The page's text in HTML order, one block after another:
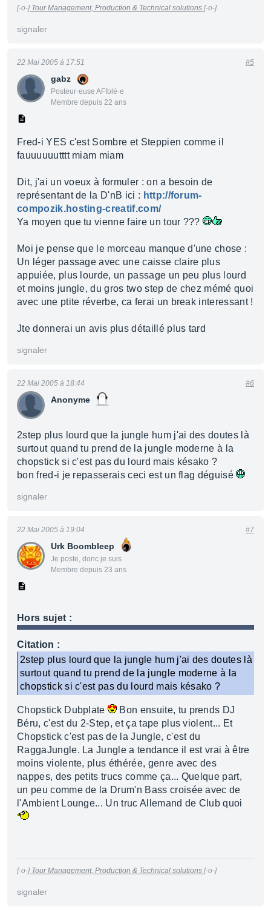
[-o-]Tour Management, Production & Technical solutions [-o-]
signaler
gabz
Posteur·euse AFfolé·e
Membre depuis 22 ans
22 Mai 2005 à 17:51 #5
Fred-i YES c'est Sombre et Steppien comme il
fauuuuuutttt miam miam
Dit, j'ai un voeux à formuler : on a besoin de
représentant de la D'nB ici : http://forum-
compozik.hosting-creatif.com/
Ya moyen que tu vienne faire un tour ???
Moi je pense que le morceau manque d'une chose :
Un léger passage avec une caisse claire plus
appuiée, plus lourde, un passage un peu plus lourd
et moins jungle, du gros two step de chez mémé quoi
avec une ptite réverbe, ca ferai un break interessant !
Jte donnerai un avis plus détaillé plus tard
signaler
Anonyme
22 Mai 2005 à 18:44 #6
2step plus lourd que la jungle hum j'ai des doutes là
surtout quand tu prend de la jungle moderne à la
chopstick si c'est pas du lourd mais késako ?
bon fred-i je repasserais ceci est un flag déguisé
signaler
Urk Boombleep
Je poste, donc je suis
Membre depuis 23 ans
22 Mai 2005 à 19:04 #7
Hors sujet :
Citation :
2step plus lourd que la jungle hum j'ai des doutes là
surtout quand tu prend de la jungle moderne à la
chopstick si c'est pas du lourd mais késako ?
Chopstick Dubplate
Bon ensuite, tu prends DJ
Béru, c'est du 2-Step, et ça tape plus violent... Et
Chopstick c'est pas de la Jungle, c'est du
RaggaJungle. La Jungle a tendance il est vrai à être
moins violente, plus éthérée, genre avec des
nappes, des petits trucs comme ça... Quelque part,
un peu comme de la Drum'n Bass croisée avec de
l'Ambient Lounge... Un truc Allemand de Club quoi
[-o-]Tour Management, Production & Technical solutions [-o-]
signaler